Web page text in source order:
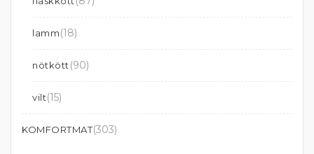
lamm(18)
nötkött (90)
vilt(15)
KOMFORTMAT(303)